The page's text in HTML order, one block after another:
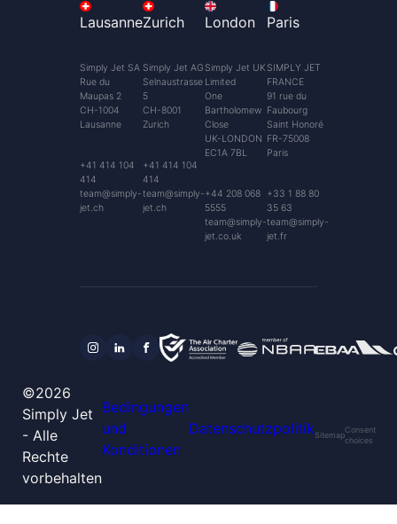
Lausanne
Simply Jet SA
Rue du
Maupas 2
CH-1004
Lausanne
+41 414 104
414
team@simply-
jet.ch
Zurich
Simply Jet AG
Selnaustrasse
5
CH-8001
Zurich
+41 414 104
414
team@simply-
jet.ch
London
Simply Jet UK
Limited
One
Bartholomew
Close
UK-LONDON
EC1A 7BL
+44 208 068
5555
team@simply-
jet.co.uk
Paris
SIMPLY JET
FRANCE
91 rue du
Faubourg
Saint Honoré
FR-75008
Paris
+33 1 88 80
35 63
team@simply-
jet.fr
©2026
Simply Jet
- Alle
Rechte
vorbehalten
Bedingungen
und
Konditionen
DatenschutzpolitikSitemap
Consent
choices